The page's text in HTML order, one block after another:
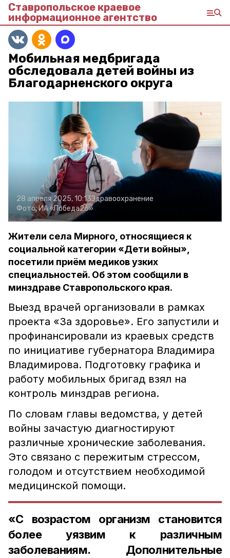
Ставропольское краевое
информационное агентство
Мобильная медбригада
обследовала детей войны из
Благодарненского округа
28 апреля 2025, 10:13Здравоохранение
Фото:ИА «Победа26»
Жители села Мирного, относящиеся к
социальной категории «Дети войны»,
посетили приём медиков узких
специальностей. Об этом сообщили в
минздраве Ставропольского края.
Выезд врачей организовали в рамках
проекта «За здоровье». Его запустили и
профинансировали из краевых средств
по инициативе губернатора Владимира
Владимирова. Подготовку графика и
работу мобильных бригад взял на
контроль минздрав региона.
По словам главы ведомства, у детей
войны зачастую диагностируют
различные хронические заболевания.
Это связано с пережитым стрессом,
голодом и отсутствием необходимой
медицинской помощи.
«С возрастом организм становится
более уязвим к различным
заболеваниям. Дополнительные